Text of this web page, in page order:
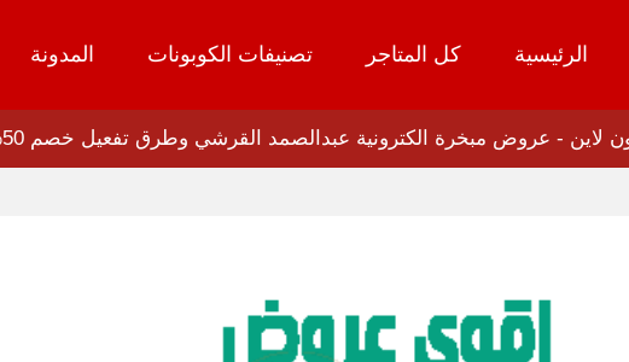
تخطي
المحتوى
الرئيسية كل المتاجر تصنيفات الكوبونات المدونة
لاين - عروض مبخرة الكترونية عبدالصمد القرشي وطرق تفعيل خصم 50% باستمرار